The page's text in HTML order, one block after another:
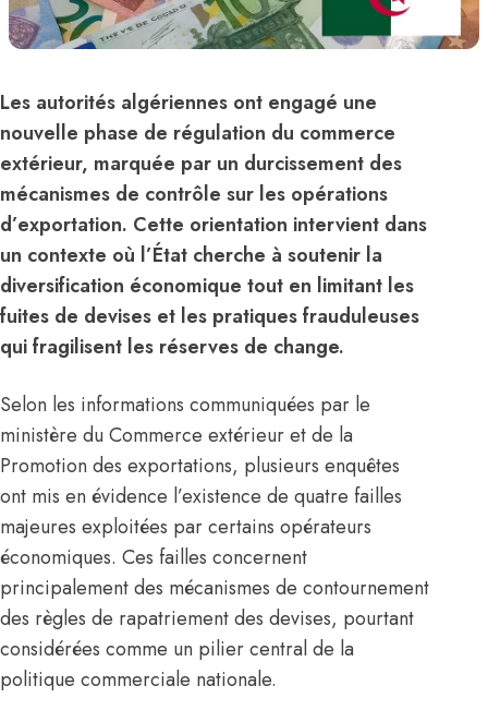
Les autorités algériennes ont engagé une
nouvelle phase de régulation du commerce
extérieur, marquée par un durcissement des
mécanismes de contrôle sur les opérations
d’exportation. Cette orientation intervient dans
un contexte où l’État cherche à soutenir la
diversification économique tout en limitant les
fuites de devises et les pratiques frauduleuses
qui fragilisent les réserves de change.
Selon les informations communiquées par le
ministère du Commerce extérieur et de la
Promotion des exportations, plusieurs enquêtes
ont mis en évidence l’existence de quatre failles
majeures exploitées par certains opérateurs
économiques. Ces failles concernent
principalement des mécanismes de contournement
des règles de rapatriement des devises, pourtant
considérées comme un pilier central de la
politique commerciale nationale.